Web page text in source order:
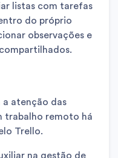
listas com tarefas
do próprio
observações e
atenção das
trabalho remoto há
Trello.
na gestão de